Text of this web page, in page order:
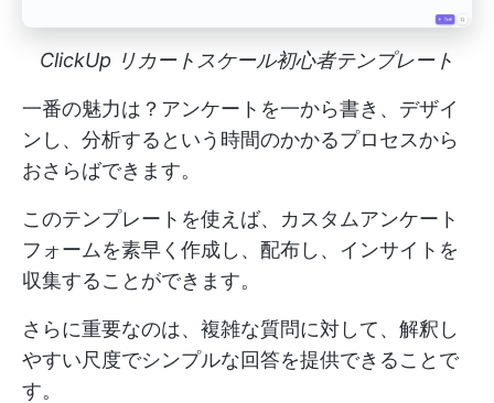
ClickUp リカートスケール初心者テンプレート
一番の魅力は？アンケートを一から書き、デザイ
ンし、分析するという時間のかかるプロセスから
おさらばできます。
このテンプレートを使えば、カスタムアンケート
フォームを素早く作成し、配布し、インサイトを
収集することができます。
さらに重要なのは、複雑な質問に対して、解釈し
やすい尺度でシンプルな回答を提供できることで
す。